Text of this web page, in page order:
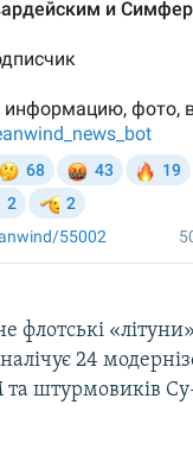
флотські
24
штурмовиків